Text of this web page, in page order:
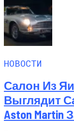
НОВОСТИ
Салон Из
Выглядит
Aston Martin